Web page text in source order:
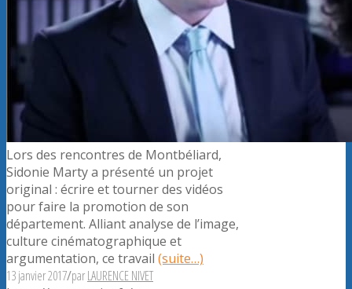
Lors des rencontres de Montbéliard,
Sidonie Marty a présenté un projet
original : écrire et tourner des vidéos
pour faire la promotion de son
département. Alliant analyse de l’image,
culture cinématographique et
argumentation, ce travail (suite…)
13 janvier 2017/parLAURENCE NIVET